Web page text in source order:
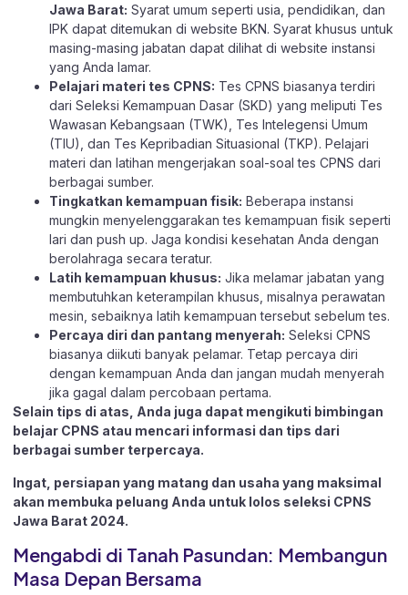
Jawa Barat: Syarat umum seperti usia, pendidikan, dan
IPK dapat ditemukan di website BKN. Syarat khusus untuk
masing-masing jabatan dapat dilihat di website instansi
yang Anda lamar.
Pelajari materi tes CPNS: Tes CPNS biasanya terdiri
dari Seleksi Kemampuan Dasar (SKD) yang meliputi Tes
Wawasan Kebangsaan (TWK), Tes Intelegensi Umum
(TIU), dan Tes Kepribadian Situasional (TKP). Pelajari
materi dan latihan mengerjakan soal-soal tes CPNS dari
berbagai sumber.
Tingkatkan kemampuan fisik: Beberapa instansi
mungkin menyelenggarakan tes kemampuan fisik seperti
lari dan push up. Jaga kondisi kesehatan Anda dengan
berolahraga secara teratur.
Latih kemampuan khusus: Jika melamar jabatan yang
membutuhkan keterampilan khusus, misalnya perawatan
mesin, sebaiknya latih kemampuan tersebut sebelum tes.
Percaya diri dan pantang menyerah: Seleksi CPNS
biasanya diikuti banyak pelamar. Tetap percaya diri
dengan kemampuan Anda dan jangan mudah menyerah
jika gagal dalam percobaan pertama.
Selain tips di atas, Anda juga dapat mengikuti bimbingan
belajar CPNS atau mencari informasi dan tips dari
berbagai sumber terpercaya.
Ingat, persiapan yang matang dan usaha yang maksimal
akan membuka peluang Anda untuk lolos seleksi CPNS
Jawa Barat 2024.
Mengabdi di Tanah Pasundan: Membangun
Masa Depan Bersama